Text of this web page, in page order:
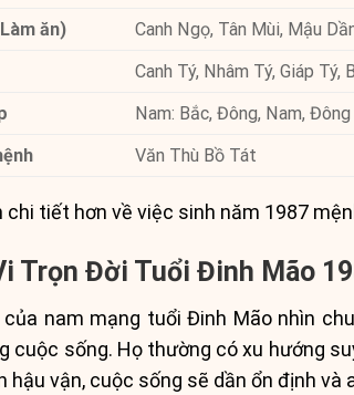
ăn)
Canh Ngọ, Tân Mùi, Mậu
Canh Tý, Nhâm Tý, Giáp Tý,
Nam: Bắc, Đông, Nam,
Văn Thù Bồ Tát
chi tiết hơn về việc sinh năm 1987
Trọn Đời Tuổi Đinh Mão
của nam mạng tuổi Đinh Mão nhìn
cuộc sống. Họ thường có xu hướng
hậu vận, cuộc sống sẽ dần ổn định và